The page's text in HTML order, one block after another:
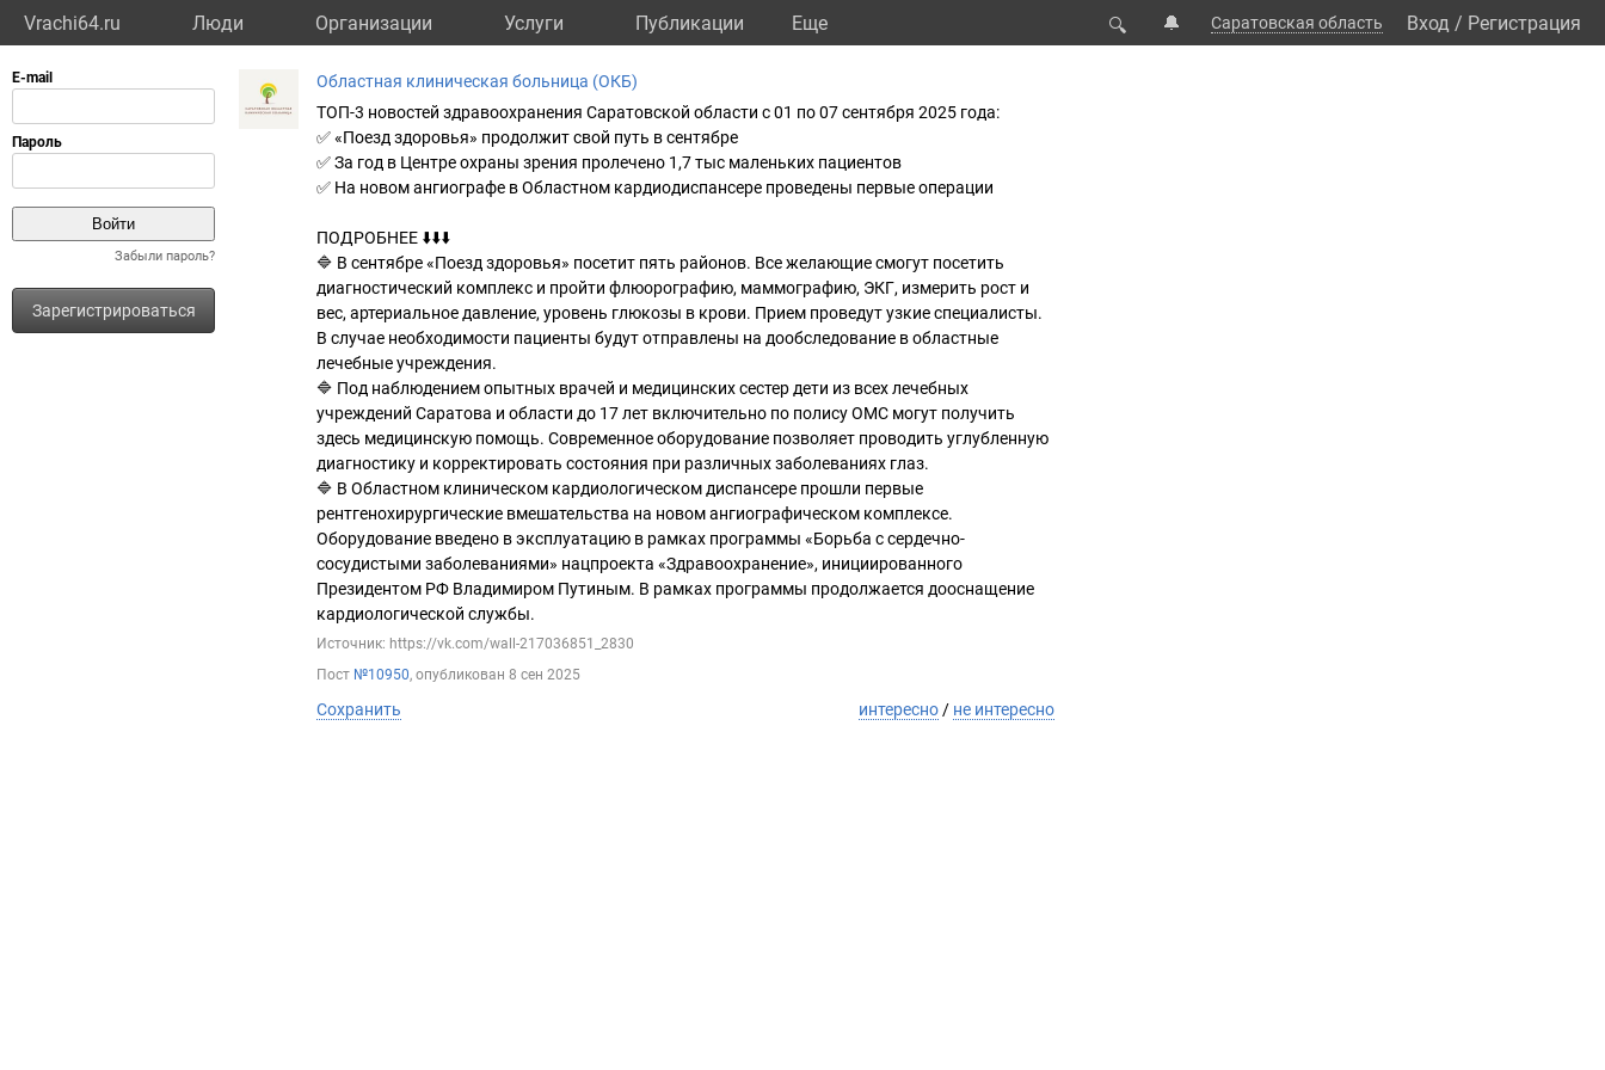
Vrachi64.ru Люди Организации Услуги Публикации Eще 🔍 🔔 Саратовская область Вход / Регистрация
Забыли пароль?
Зарегистрироваться
Областная клиническая больница (ОКБ)
ТОП-3 новостей здравоохранения Саратовской области с 01 по 07 сентября 2025 года:
✅ «Поезд здоровья» продолжит свой путь в сентябре
✅ За год в Центре охраны зрения пролечено 1,7 тыс маленьких пациентов
✅ На новом ангиографе в Областном кардиодиспансере проведены первые операции
ПОДРОБНЕЕ ⬇️⬇️⬇️
🔷 В сентябре «Поезд здоровья» посетит пять районов. Все желающие смогут посетить
диагностический комплекс и пройти флюорографию, маммографию, ЭКГ, измерить рост и
вес, артериальное давление, уровень глюкозы в крови. Прием проведут узкие специалисты.
В случае необходимости пациенты будут отправлены на дообследование в областные
лечебные учреждения.
🔷 Под наблюдением опытных врачей и медицинских сестер дети из всех лечебных
учреждений Саратова и области до 17 лет включительно по полису ОМС могут получить
здесь медицинскую помощь. Современное оборудование позволяет проводить углубленную
диагностику и корректировать состояния при различных заболеваниях глаз.
🔷 В Областном клиническом кардиологическом диспансере прошли первые
рентгенохирургические вмешательства на новом ангиографическом комплексе.
Оборудование введено в эксплуатацию в рамках программы «Борьба с сердечно-
сосудистыми заболеваниями» нацпроекта «Здравоохранение», инициированного
Президентом РФ Владимиром Путиным. В рамках программы продолжается дооснащение
кардиологической службы.
Источник: https://vk.com/wall-217036851_2830
Пост №10950, опубликован 8 сен 2025
Сохранить интересно / не интересно